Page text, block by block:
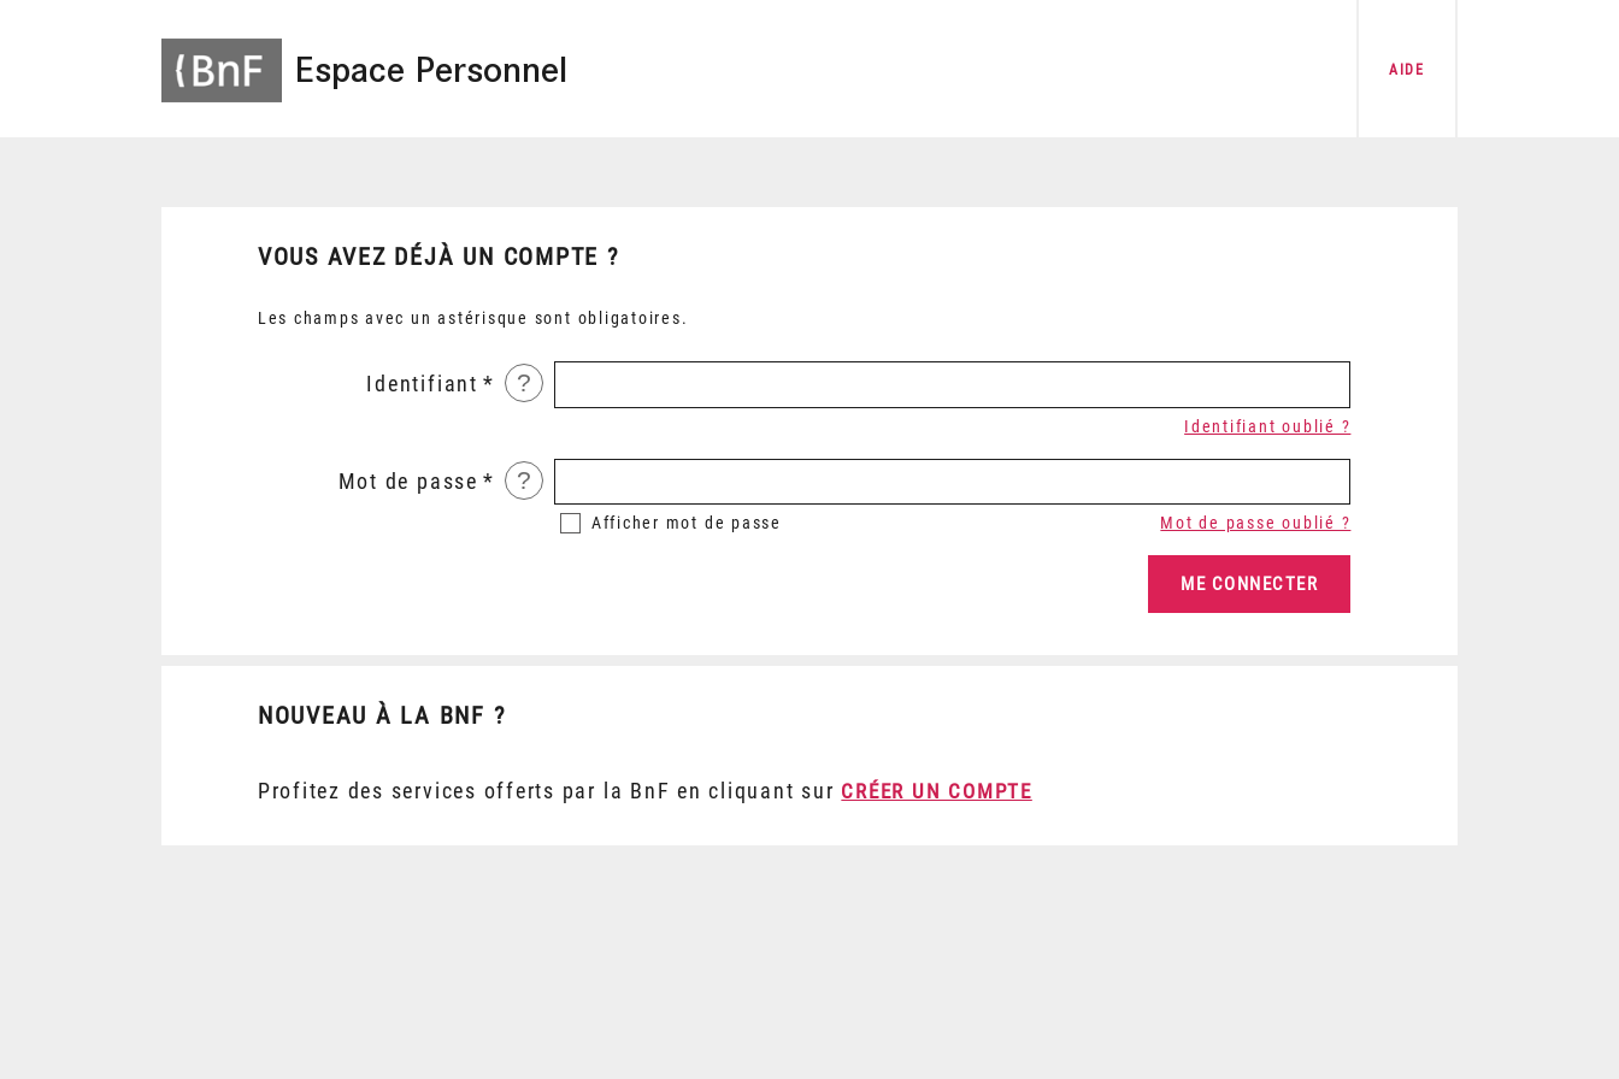
Espace Personnel AIDE
VOUS AVEZ DÉJÀ UN COMPTE ?
Les champs avec un astérisque sont obligatoires.
Identifiant ?
Identifiant oublié ?
Mot de passe ?
Afficher mot de passe Mot de passe oublié ?
NOUVEAU À LA BNF ?
Profitez des services offerts par la BnF en cliquant sur CRÉER UN COMPTE